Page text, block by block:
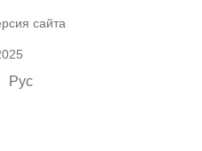
сайта
Рус